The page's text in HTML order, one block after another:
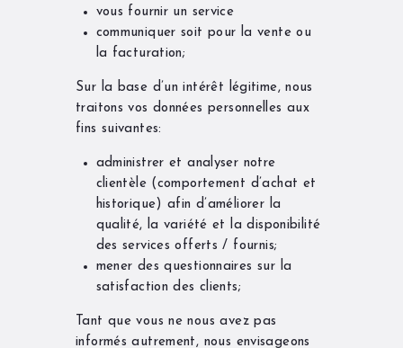
vous fournir un service
communiquer soit pour la vente ou
la facturation;
Sur la base d’un intérêt légitime, nous
traitons vos données personnelles aux
fins suivantes:
administrer et analyser notre
clientèle (comportement d’achat et
historique) afin d’améliorer la
qualité, la variété et la disponibilité
des services offerts / fournis;
mener des questionnaires sur la
satisfaction des clients;
Tant que vous ne nous avez pas
informés autrement, nous envisageons